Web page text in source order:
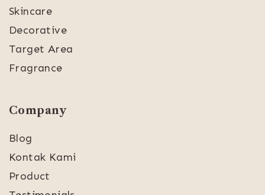
Skincare
Decorative
Target Area
Fragrance
Company
Blog
Kontak Kami
Product